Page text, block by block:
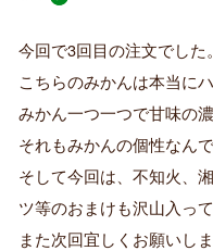
証
済
み
購
者
今回で3回目の注文でした。
こちらのみかんは本当に
みかん一つ一つで甘味の
それもみかんの個性なん
そして今回は、不知火、
ツ等のおまけも沢山入っ
また次回宜しくお願いし